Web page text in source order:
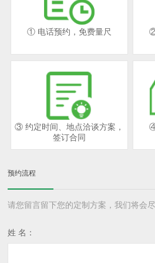
① 电话预约，免费量尺
③ 约定时间、地点洽谈方案，
签订合同
预约流程
请您留言留下您的定制方案，我们将会
姓 名：